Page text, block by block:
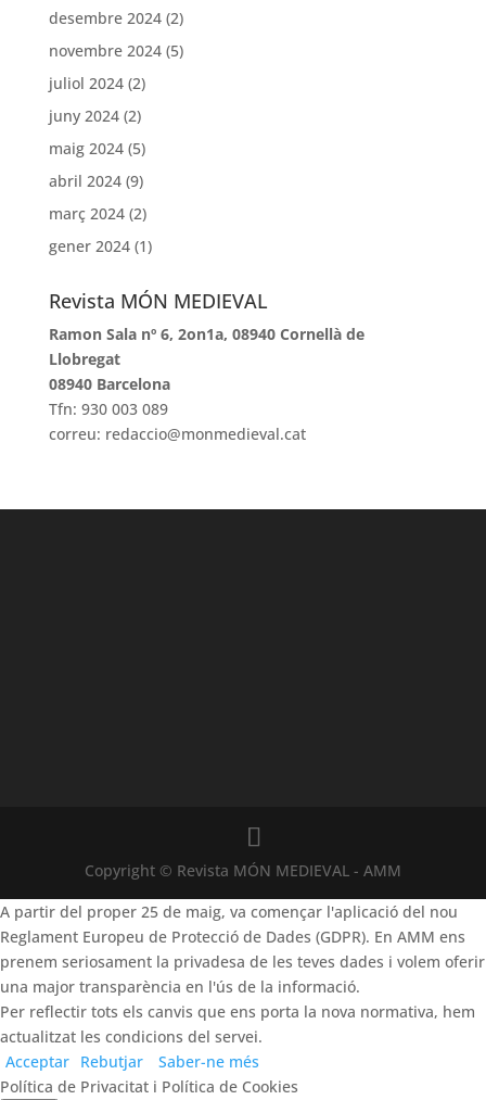
desembre 2024(2)
novembre 2024(5)
juliol 2024(2)
juny 2024(2)
maig 2024(5)
abril 2024(9)
març 2024(2)
gener 2024(1)
Revista MÓN MEDIEVAL
Ramon Sala nº 6, 2on1a, 08940 Cornellà de
Llobregat
08940 Barcelona
Tfn: 930 003 089
correu: redaccio@monmedieval.cat
Copyright © Revista MÓN MEDIEVAL - AMM
A partir del proper 25 de maig, va començar l'aplicació del nou
Reglament Europeu de Protecció de Dades (GDPR). En AMM ens
prenem seriosament la privadesa de les teves dades i volem oferir
una major transparència en l'ús de la informació.
Per reflectir tots els canvis que ens porta la nova normativa, hem
actualitzat les condicions del servei.
Acceptar Rebutjar
Saber-ne més
Política de Privacitat i Política de Cookies